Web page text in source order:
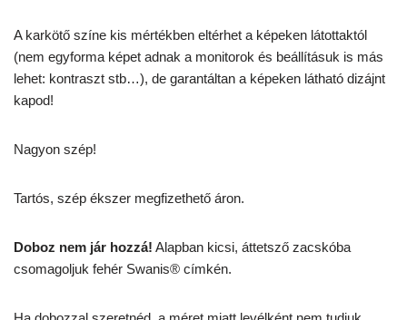
A karkötő színe kis mértékben eltérhet a képeken látottaktól
(nem egyforma képet adnak a monitorok és beállításuk is más
lehet: kontraszt stb…), de garantáltan a képeken látható dizájnt
kapod!
Nagyon szép!
Tartós, szép ékszer megfizethető áron.
Doboz nem jár hozzá! Alapban kicsi, áttetsző zacskóba
csomagoljuk fehér Swanis® címkén.